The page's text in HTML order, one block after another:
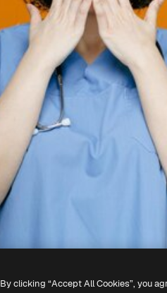
By clicking “Accept All Cookies”, you